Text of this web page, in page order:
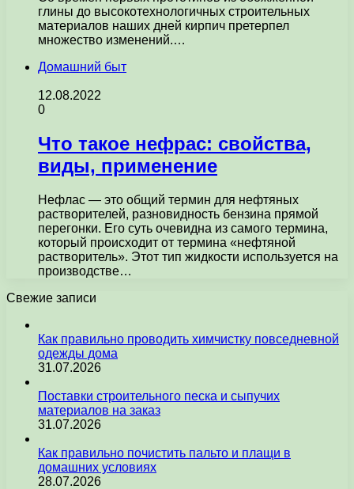
глины до высокотехнологичных строительных
материалов наших дней кирпич претерпел
множество изменений.…
Домашний быт
12.08.2022
0
Что такое нефрас: свойства,
виды, применение
Нефлас — это общий термин для нефтяных
растворителей, разновидность бензина прямой
перегонки. Его суть очевидна из самого термина,
который происходит от термина «нефтяной
растворитель». Этот тип жидкости используется на
производстве…
Свежие записи
Как правильно проводить химчистку повседневной
одежды дома
31.07.2026
Поставки строительного песка и сыпучих
материалов на заказ
31.07.2026
Как правильно почистить пальто и плащи в
домашних условиях
28.07.2026